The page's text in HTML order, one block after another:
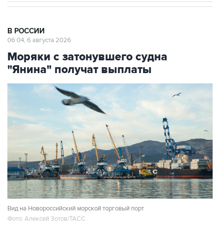
Моряки с затонувшего судна
"Янина" получат выплаты
Вид на Новороссийский морской торговый порт
Фото: Алексей Зотов/ТАСС
Москва. 6 августа. INTERFAX.RU - Экипаж судна